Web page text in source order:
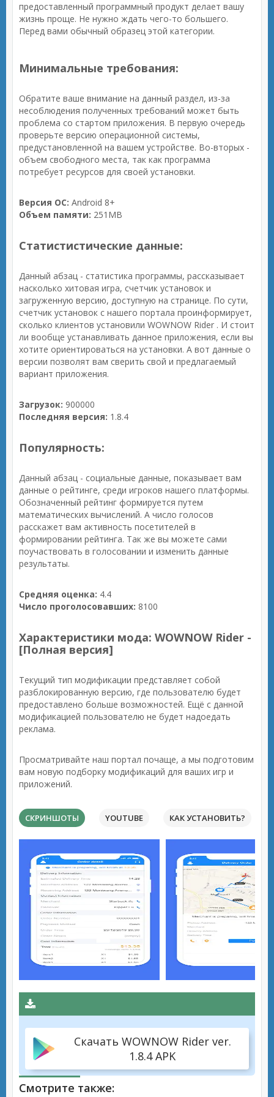
предоставленный программный продукт делает вашу
жизнь проще. Не нужно ждать чего-то большего.
Перед вами обычный образец этой категории.
Минимальные требования:
Обратите ваше внимание на данный раздел, из-за
несоблюдения полученных требований может быть
проблема со стартом приложения. В первую очередь
проверьте версию операционной системы,
предустановленной на вашем устройстве. Во-вторых -
объем свободного места, так как программа
потребует ресурсов для своей установки.
Версия ОС: Android 8+
Объем памяти: 251MB
Статистистические данные:
Данный абзац - статистика программы, рассказывает
насколько хитовая игра, счетчик установок и
загруженную версию, доступную на странице. По сути,
счетчик установок с нашего портала проинформирует,
сколько клиентов установили WOWNOW Rider . И стоит
ли вообще устанавливать данное приложения, если вы
хотите ориентироваться на установки. А вот данные о
версии позволят вам сверить свой и предлагаемый
вариант приложения.
Загрузок: 900000
Последняя версия: 1.8.4
Популярность:
Данный абзац - социальные данные, показывает вам
данные о рейтинге, среди игроков нашего платформы.
Обозначенный рейтинг формируется путем
математических вычислений. А число голосов
расскажет вам активность посетителей в
формировании рейтинга. Так же вы можете сами
поучаствовать в голосовании и изменить данные
результаты.
Средняя оценка: 4.4
Число проголосовавших: 8100
Характеристики мода: WOWNOW Rider -
[Полная версия]
Текущий тип модификации представляет собой
разблокированную версию, где пользователю будет
предоставлено больше возможностей. Ещё с данной
модификацией пользователю не будет надоедать
реклама.
Просматривайте наш портал почаще, а мы подготовим
вам новую подборку модификаций для ваших игр и
приложений.
СКРИНШОТЫ YOUTUBE КАК УСТАНОВИТЬ?
Скачать WOWNOW Rider ver.
1.8.4 APK
Смотрите также: